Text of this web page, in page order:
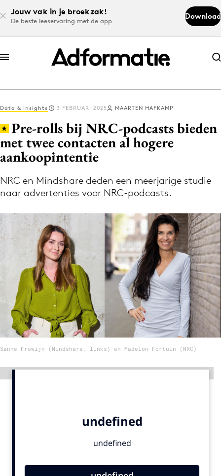
Jouw vak in je broekzak!
De beste leeservaring met de app
Download
Abonneer nu
Abonneer nu
Log in
Download de app
Volg het laatste nieuws via de Adformatie
Nieuws app
Home
9 sept: GenAI-training
12 nov: MarketingLive!
Adverteren
Events
Opleidingen
Vacatures
Campagnes
Data & Insights 3 FEBRUARI 2025 MAARTEN HAFKAMP
Pre-rolls bij NRC-podcasts bieden
met twee contacten al hogere
aankoopintentie
NRC en Mindshare deden een meerjarige studie
naar advertenties voor NRC-podcasts.
Sanne Frowijn (Mindshare, links) en Madelon Fortuin (NRC)